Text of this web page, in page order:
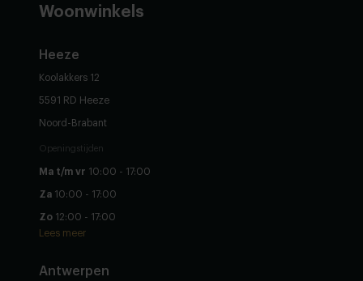
Woonwinkels
Heeze
Koolakkers 12
5591 RD Heeze
Noord-Brabant
Openingstijden
Ma t/m vr 10:00 - 17:00
Za 10:00 - 17:00
Zo 12:00 - 17:00
Lees meer
Antwerpen